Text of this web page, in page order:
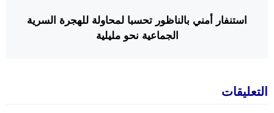
استنفار أمني بالناظور تحسبا لمحاولة للهجرة السرية
الجماعية نحو مليلية
التعليقات